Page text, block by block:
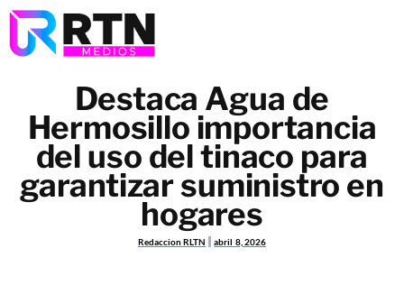
Destaca Agua de
Hermosillo importancia
del uso del tinaco para
garantizar suministro en
hogares
Redaccion RLTN abril 8, 2026